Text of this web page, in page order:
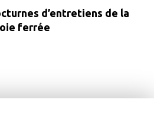
d’entretiens de la
ferrée